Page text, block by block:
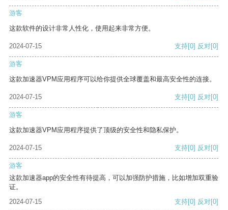
游客
这款软件的设计非常人性化，使用起来非常方便。
2024-07-15 支持[0] 反对[0]
游客
这款加速器VPM应用程序可以给你提供全球覆盖和最高安全性的连接。
2024-07-15 支持[0] 反对[0]
游客
这款加速器VPM应用程序提供了顶级的安全性和隐私保护。
2024-07-15 支持[0] 反对[0]
游客
这款加速器app的安全性有待提高，可以加强防护措施，比如增加双重验
证。
2024-07-15
支持[0] 反对[0]